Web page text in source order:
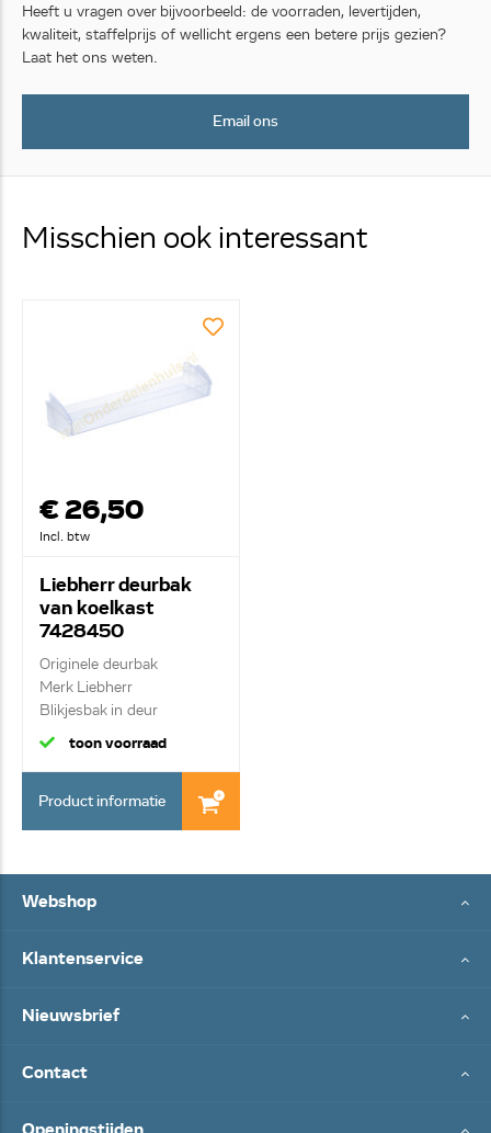
Heeft u vragen over bijvoorbeeld: de voorraden, levertijden,
kwaliteit, staffelprijs of wellicht ergens een betere prijs gezien?
Laat het ons weten.
Email ons
Misschien ook interessant
€ 26,50
Incl. btw
Liebherr deurbak
van koelkast
7428450
Originele deurbak
Merk Liebherr
Blikjesbak in deur
toon voorraad
Product informatie
Webshop
Klantenservice
Nieuwsbrief
Contact